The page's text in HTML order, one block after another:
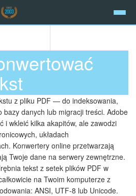
z pliku PDF — do indeksowania,
bazy danych lub migracji treści. Adobe
i wkleić kilka akapitów, ale zawodzi
układach
Konwertery online przetwarzają
Twoje dane na serwery zewnętrzne.
tekst z setek plików PDF w
na Twoim komputerze z
ANSI, UTF-8 lub Unicode.